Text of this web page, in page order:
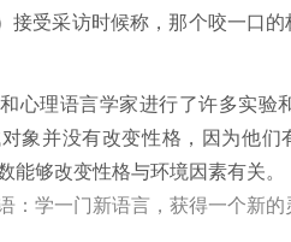
接受采访时候称，那个咬一口
心理语言学家进行了许多实验
象并没有改变性格，因为他们
能够改变性格与环境因素有关。
：学一门新语言，获得一个新的